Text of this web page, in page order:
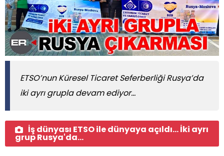
ETSO’nun Küresel Ticaret Seferberliği Rusya’da
iki ayrı grupla devam ediyor...
İş dünyası ETSO ile dünyaya açıldı... İki ayrı
grup Rusya'da...